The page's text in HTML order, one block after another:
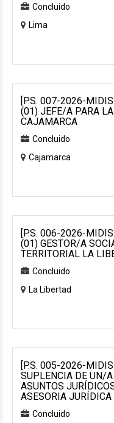
Concluido
Lima
[P.S. 007-2026-
(01) JEFE/A PARA
CAJAMARCA
Concluido
Cajamarca
[P.S. 006-2026-
(01) GESTOR/A
TERRITORIAL LA
Concluido
La Libertad
[P.S. 005-2026-
SUPLENCIA DE UN/
ASUNTOS
ASESORIA JURÍDICA
Concluido